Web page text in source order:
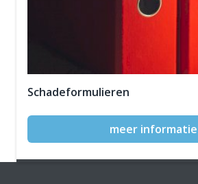
Schadeformulieren
meer informatie